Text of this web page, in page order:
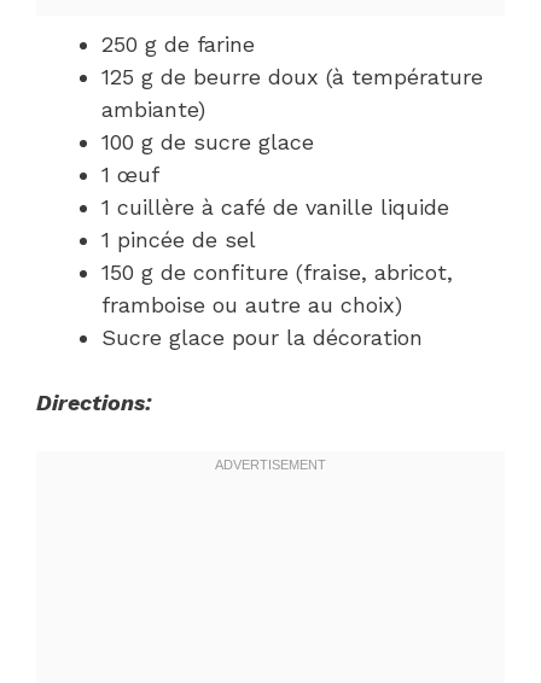
250 g de farine
125 g de beurre doux (à température
ambiante)
100 g de sucre glace
1 œuf
1 cuillère à café de vanille liquide
1 pincée de sel
150 g de confiture (fraise, abricot,
framboise ou autre au choix)
Sucre glace pour la décoration
Directions: